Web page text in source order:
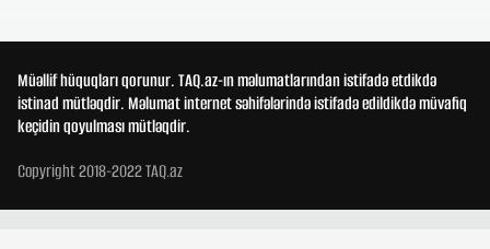
Müəllif hüquqları qorunur. TAQ.az-ın məlumatlarından istifadə etdikdə
istinad mütləqdir. Məlumat internet səhifələrində istifadə edildikdə müvafiq
keçidin qoyulması mütləqdir.
Copyright 2018-2022 TAQ.az